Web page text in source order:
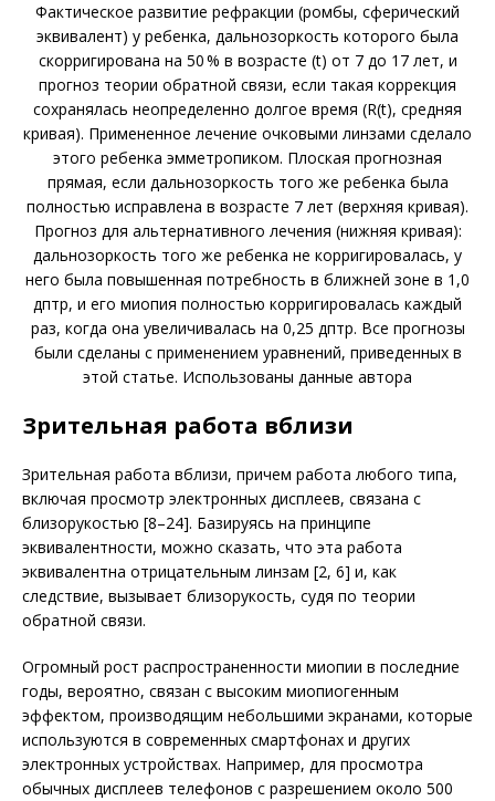
Фактическое развитие рефракции (ромбы, сферический
эквивалент) у ребенка, дальнозоркость которого была
скорригирована на 50 % в возрасте (t) от 7 до 17 лет, и
прогноз теории обратной связи, если такая коррекция
сохранялась неопределенно долгое время (R(t), средняя
кривая). Примененное лечение очковыми линзами сделало
этого ребенка эмметропиком. Плоская прогнозная
прямая, если дальнозоркость того же ребенка была
полностью исправлена в возрасте 7 лет (верхняя кривая).
Прогноз для альтернативного лечения (нижняя кривая):
дальнозоркость того же ребенка не корригировалась, у
него была повышенная потребность в ближней зоне в 1,0
дптр, и его миопия полностью корригировалась каждый
раз, когда она увеличивалась на 0,25 дптр. Все прогнозы
были сделаны с применением уравнений, приведенных в
этой статье. Использованы данные автора
Зрительная работа вблизи
Зрительная работа вблизи, причем работа любого типа,
включая просмотр электронных дис­плеев, связана с
близорукостью [8–24]. Базируясь на принципе
эквивалентности, можно сказать, что эта работа
эквивалентна отрицательным линзам [2, 6] и, как
следствие, вызывает близорукость, судя по теории
обратной связи.
Огромный рост распространенности миопии в последние
годы, вероятно, связан с высоким миопиогенным
эффектом, производящим небольшими экранами, которые
используются в современных смартфонах и других
электронных устройствах. Например, для просмотра
обычных дисплеев телефонов с разрешением около 500